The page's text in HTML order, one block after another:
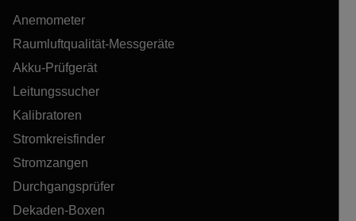
Anemometer
Raumluftqualität-Messgeräte
Akku-Prüfgerät
Leitungssucher
Kalibratoren
Stromkreisfinder
Stromzangen
Durchgangsprüfer
Dekaden-Boxen